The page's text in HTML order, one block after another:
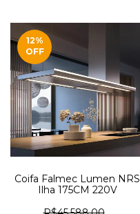
12%
OFF
Coifa Falmec Lumen NRS
Ilha 175CM 220V